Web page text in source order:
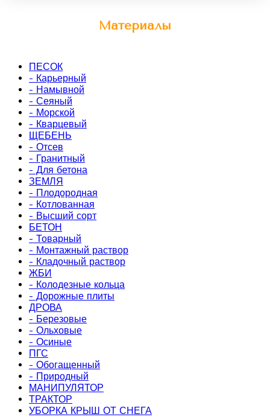
Материалы
ПЕСОК
- Карьерный
- Намывной
- Сеяный
- Морской
- Кварцевый
ЩЕБЕНЬ
- Отсев
- Гранитный
- Для бетона
ЗЕМЛЯ
- Плодородная
- Котлованная
- Высший сорт
БЕТОН
- Товарный
- Монтажный раствор
- Кладочный раствор
ЖБИ
- Колодезные кольца
- Дорожные плиты
ДРОВА
- Березовые
- Ольховые
- Осиные
ПГС
- Обогащенный
- Природный
МАНИПУЛЯТОР
ТРАКТОР
УБОРКА КРЫШ ОТ СНЕГА